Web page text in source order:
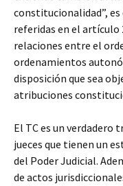
constitucionalidad”,
referidas en el artículo
relaciones entre el
ordenamientos
disposición que sea
atribuciones
El TC es un verdadero
jueces que tienen un
del Poder Judicial.
de actos